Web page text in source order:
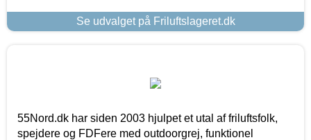
Se udvalget på Friluftslageret.dk
55Nord.dk har siden 2003 hjulpet et utal af friluftsfolk,
spejdere og FDFere med outdoorgrej, funktionel